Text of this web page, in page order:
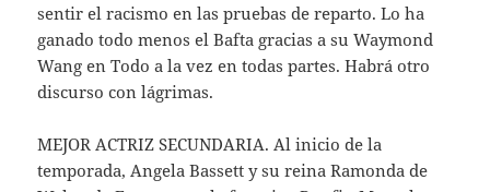
sentir el racismo en las pruebas de reparto. Lo ha
ganado todo menos el Bafta gracias a su Waymond
Wang en Todo a la vez en todas partes. Habrá otro
discurso con lágrimas.
MEJOR ACTRIZ SECUNDARIA. Al inicio de la
temporada, Angela Bassett y su reina Ramonda de